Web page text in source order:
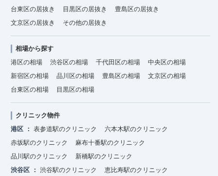
台東区の居抜き
目黒区の居抜き
豊島区の居抜き
文京区の居抜き
その他の居抜き
相場から探す
港区の相場
渋谷区の相場 千代田区の相場
中央区の相場
新宿区の相場
品川区の相場 豊島区の相場
文京区の相場
台東区の相場
目黒区の相場
クリニック物件
港区
表参道駅のクリニック
六本木駅のクリニック
赤坂駅のクリニック
麻布十番駅のクリニック
品川駅のクリニック
新橋駅のクリニック
渋谷区
渋谷駅のクリニック
恵比寿駅のクリニック